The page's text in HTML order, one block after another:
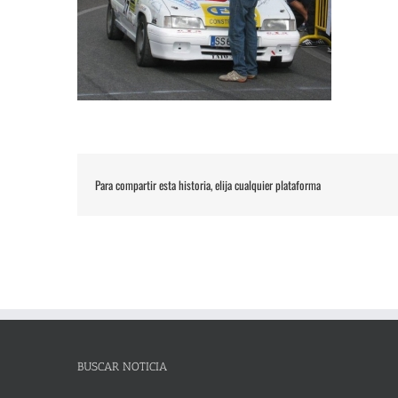
Para compartir esta historia, elija cualquier plataforma
BUSCAR NOTICIA